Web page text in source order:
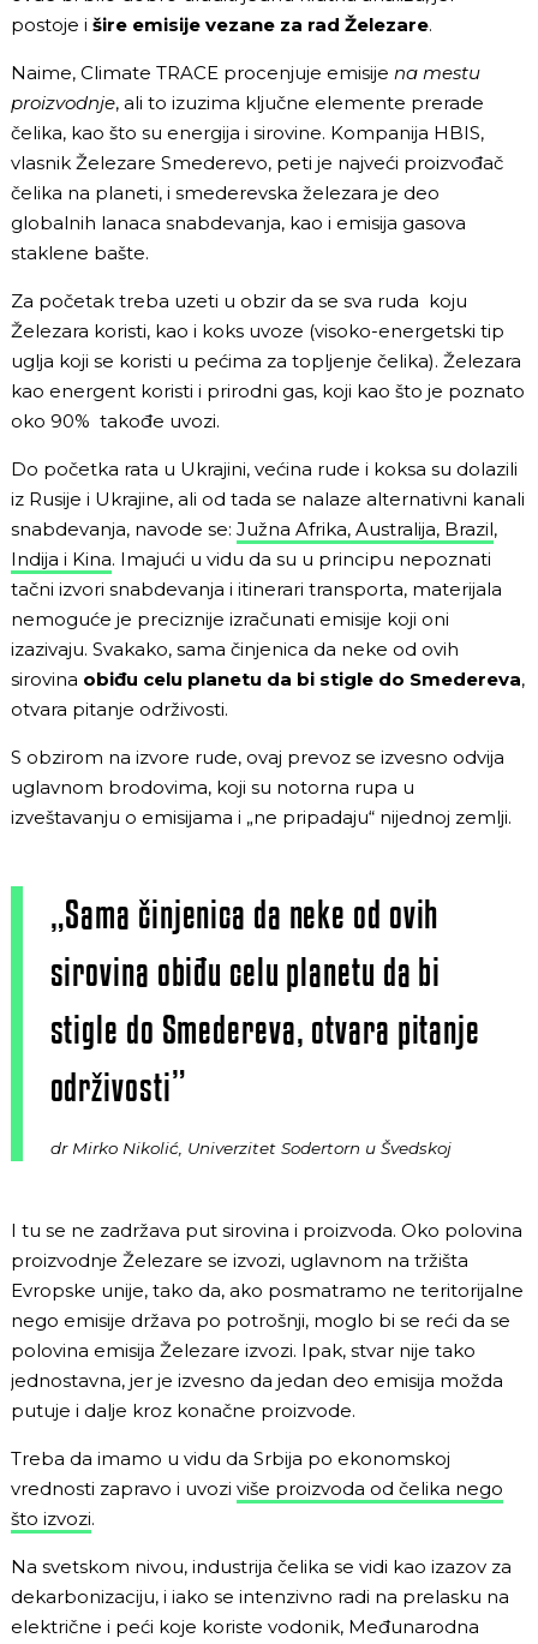
postoje i šire emisije vezane za rad Železare.
Naime, Climate TRACE procenjuje emisije na mestu
proizvodnje, ali to izuzima ključne elemente prerade
čelika, kao što su energija i sirovine. Kompanija HBIS,
vlasnik Železare Smederevo, peti je najveći proizvođač
čelika na planeti, i smederevska železara je deo
globalnih lanaca snabdevanja, kao i emisija gasova
staklene bašte.
Za početak treba uzeti u obzir da se sva ruda koju
Železara koristi, kao i koks uvoze (visoko-energetski tip
uglja koji se koristi u pećima za topljenje čelika). Železara
kao energent koristi i prirodni gas, koji kao što je poznato
oko 90% takođe uvozi.
Do početka rata u Ukrajini, većina rude i koksa su dolazili
iz Rusije i Ukrajine, ali od tada se nalaze alternativni kanali
snabdevanja, navode se: Južna Afrika, Australija, Brazil,
Indija i Kina. Imajući u vidu da su u principu nepoznati
tačni izvori snabdevanja i itinerari transporta, materijala
nemoguće je preciznije izračunati emisije koji oni
izazivaju. Svakako, sama činjenica da neke od ovih
sirovina obiđu celu planetu da bi stigle do Smedereva,
otvara pitanje održivosti.
S obzirom na izvore rude, ovaj prevoz se izvesno odvija
uglavnom brodovima, koji su notorna rupa u
izveštavanju o emisijama i „ne pripadaju“ nijednoj zemlji.
„Sama činjenica da neke od ovih
sirovina obiđu celu planetu da bi
stigle do Smedereva, otvara pitanje
održivosti”
dr Mirko Nikolić, Univerzitet Sodertorn u Švedskoj
I tu se ne zadržava put sirovina i proizvoda. Oko polovina
proizvodnje Železare se izvozi, uglavnom na tržišta
Evropske unije, tako da, ako posmatramo ne teritorijalne
nego emisije država po potrošnji, moglo bi se reći da se
polovina emisija Železare izvozi. Ipak, stvar nije tako
jednostavna, jer je izvesno da jedan deo emisija možda
putuje i dalje kroz konačne proizvode.
Treba da imamo u vidu da Srbija po ekonomskoj
vrednosti zapravo i uvozi više proizvoda od čelika nego
što izvozi.
Na svetskom nivou, industrija čelika se vidi kao izazov za
dekarbonizaciju, i iako se intenzivno radi na prelasku na
električne i peći koje koriste vodonik, Međunarodna